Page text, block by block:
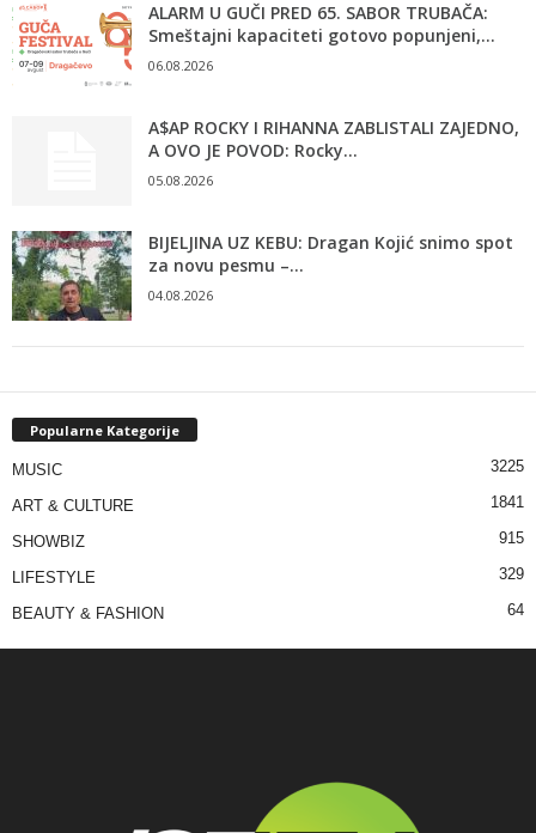
ALARM U GUČI PRED 65. SABOR TRUBAČA:
Smeštajni kapaciteti gotovo popunjeni,...
06.08.2026
A$AP ROCKY I RIHANNA ZABLISTALI ZAJEDNO,
A OVO JE POVOD: Rocky...
05.08.2026
BIJELJINA UZ KEBU: Dragan Kojić snimo spot
za novu pesmu –...
04.08.2026
Popularne Kategorije
MUSIC 3225
ART & CULTURE 1841
SHOWBIZ 915
LIFESTYLE 329
BEAUTY & FASHION 64